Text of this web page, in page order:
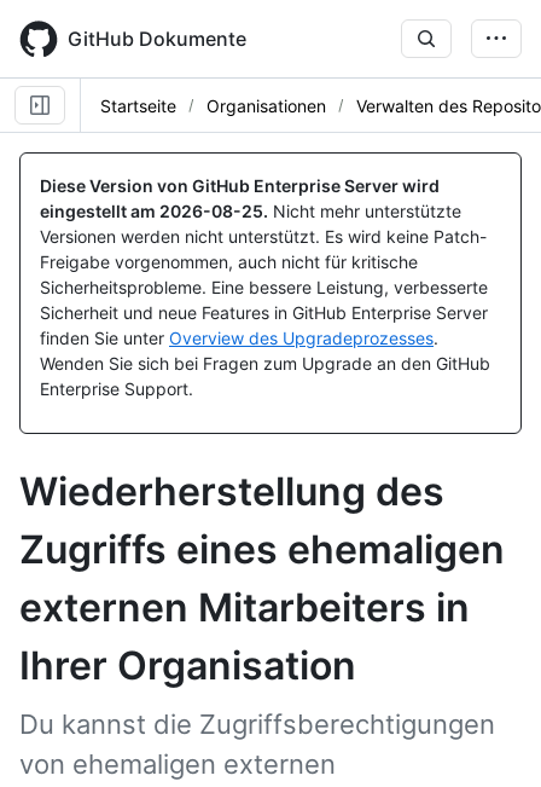
main
content
GitHub Dokumente
Startseite Organisationen Verwalten des
Diese Version von GitHub Enterprise Server wird
eingestellt am 2026-08-25. Nicht mehr unterstützte
Versionen werden nicht unterstützt. Es wird keine Patch-
Freigabe vorgenommen, auch nicht für kritische
Sicherheitsprobleme. Eine bessere Leistung, verbesserte
Sicherheit und neue Features in GitHub Enterprise Server
finden Sie unter Overview des Upgradeprozesses.
Wenden Sie sich bei Fragen zum Upgrade an den GitHub
Enterprise Support.
Wiederherstellung des
Zugriffs eines ehemaligen
externen Mitarbeiters in
Ihrer Organisation
Du kannst die Zugriffsberechtigungen
von ehemaligen externen